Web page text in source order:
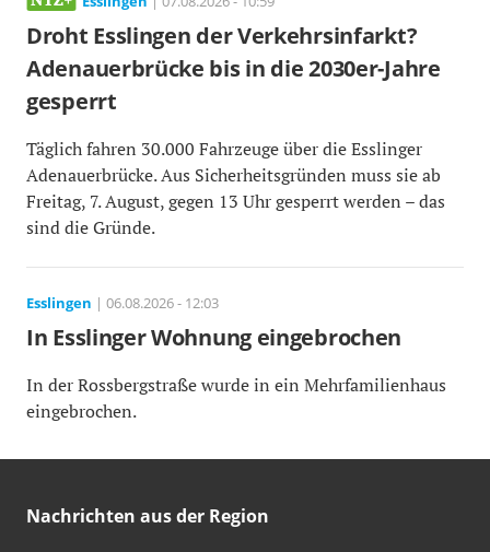
Droht Esslingen der Verkehrsinfarkt?
Adenauerbrücke bis in die 2030er-Jahre
gesperrt
Täglich fahren 30.000 Fahrzeuge über die Esslinger
Adenauerbrücke. Aus Sicherheitsgründen muss sie ab
Freitag, 7. August, gegen 13 Uhr gesperrt werden – das
sind die Gründe.
Esslingen | 06.08.2026 - 12:03
In Esslinger Wohnung eingebrochen
In der Rossbergstraße wurde in ein Mehrfamilienhaus
eingebrochen.
Nachrichten aus der Region